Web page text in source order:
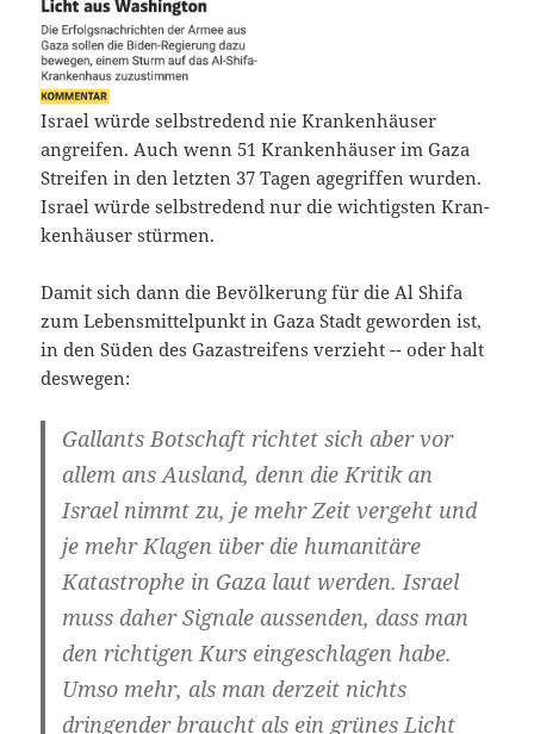
Isra­el wür­de selbst­re­dend nie Kran­ken­häu­ser
angrei­fen. Auch wenn 51 Kran­ken­häu­ser im Gaza
Strei­fen in den letz­ten 37 Tagen age­grif­fen wur­den.
Isra­el wür­de selbst­re­dend nur die wich­tigs­ten Kran­
ken­häu­ser stürmen.
Damit sich dann die Bevöl­ke­rung für die Al Shi­fa
zum Lebens­mit­tel­punkt in Gaza Stadt gewor­den ist,
in den Süden des Gaza­strei­fens ver­zieht -- oder halt
deswegen:
Gall­ants Bot­schaft rich­tet sich aber vor
allem ans Aus­land, denn die Kri­tik an
Isra­el nimmt zu, je mehr Zeit ver­geht und
je mehr Kla­gen über die huma­ni­tä­re
Kata­stro­phe in Gaza laut wer­den. Isra­el
muss daher Signa­le aus­sen­den, dass man
den rich­ti­gen Kurs ein­ge­schla­gen habe.
Umso mehr, als man der­zeit nichts
drin­gen­der braucht als ein grü­nes Licht